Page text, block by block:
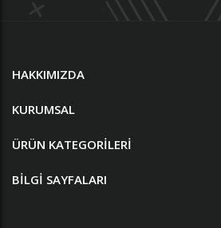
HAKKIMIZDA
KURUMSAL
ÜRÜN KATEGORILERI
BILGI SAYFALARI